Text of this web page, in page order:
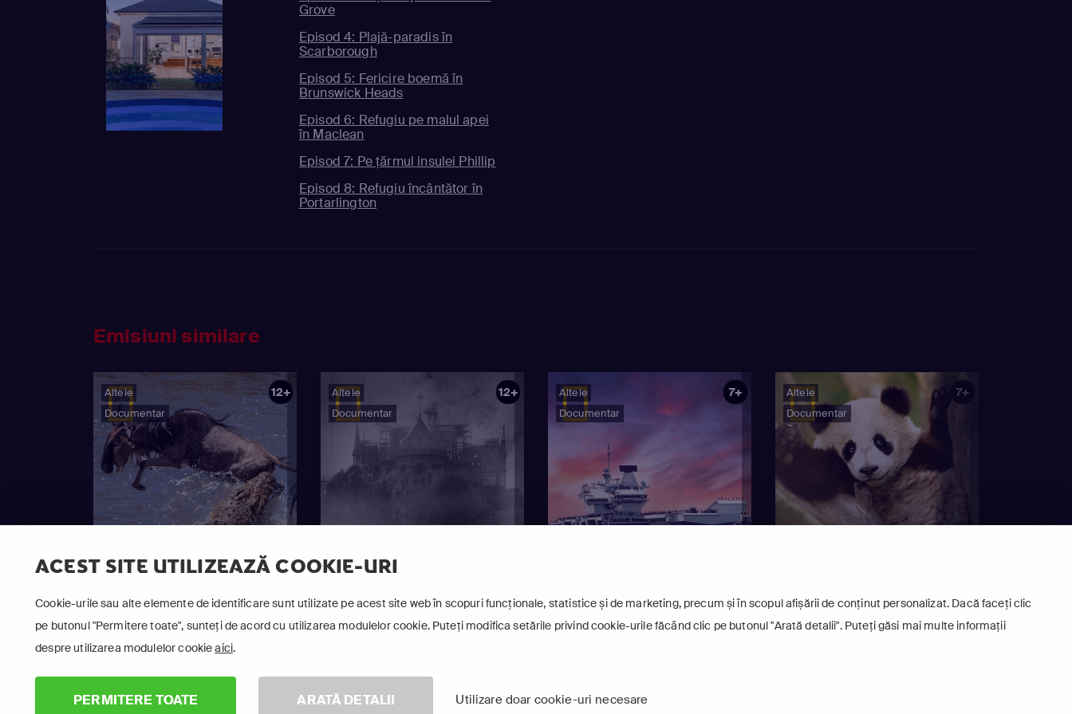
ACEST SITE UTILIZEAZĂ COOKIE-URI
Cookie-urile sau alte elemente de identificare sunt utilizate pe acest site web în scopuri funcționale, statistice și de marketing, precum și în scopul afișării de conținut personalizat. Dacă faceți clic
pe butonul "Permitere toate", sunteți de acord cu utilizarea modulelor cookie. Puteți modifica setările privind cookie-urile făcând clic pe butonul "Arată detalii". Puteți găsi mai multe informații
despre utilizarea modulelor cookieaici.
PERMITERE TOATE ARATĂ DETALII Utilizare doar cookie-uri necesare
Grove
Episod 4: Plajă-paradis în
Scarborough
Episod 5: Fericire boemă în
Brunswick Heads
Episod 6: Refugiu pe malul apei
în Maclean
Episod 7: Pe ţărmul insulei Phillip
Episod 8: Refugiu încântător în
Portarlington
Emisiuni similare
Altele
Documentar
12+
Ape Ostile
Altele
Documentar
12+
Dezastre Investigate 2
Altele
Documentar
7+
MEGAMAȘINI NAVALE 3
Altele
Documentar
7+